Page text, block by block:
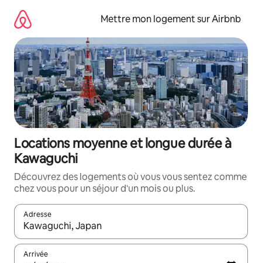
directement
contenu
Mettre mon logement sur Airbnb
Locations moyenne et longue durée à
Kawaguchi
Découvrez des logements où vous vous sentez comme
chez vous pour un séjour d'un mois ou plus.
Adresse
Lorsque les résultats s'affichent, utilisez les flèches vers le
Arrivée